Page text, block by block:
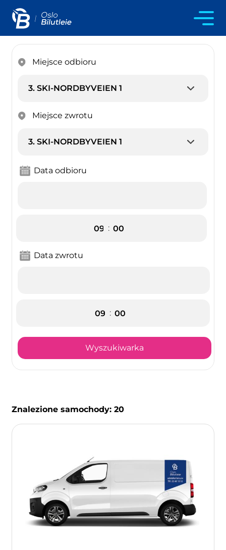
Miejsce odbioru
Miejsce zwrotu
Data odbioru
:
Data zwrotu
:
Wyszukiwarka
Znalezione samochody: 20